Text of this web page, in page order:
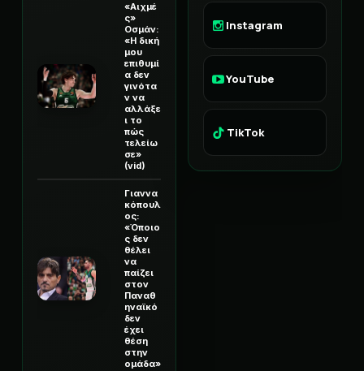
«Αιχμέ
ς»
Οσμάν:
«Η δική
μου
επιθυμί
α δεν
γινότα
ν να
αλλάξε
ι το
πώς
τελείω
σε»
(vid)
Γιαννα
κόπουλ
ος:
«Όποιο
ς δεν
θέλει
να
παίζει
στον
Παναθ
ηναϊκό
δεν
έχει
θέση
στην
ομάδα»
Instagram
YouTube
TikTok